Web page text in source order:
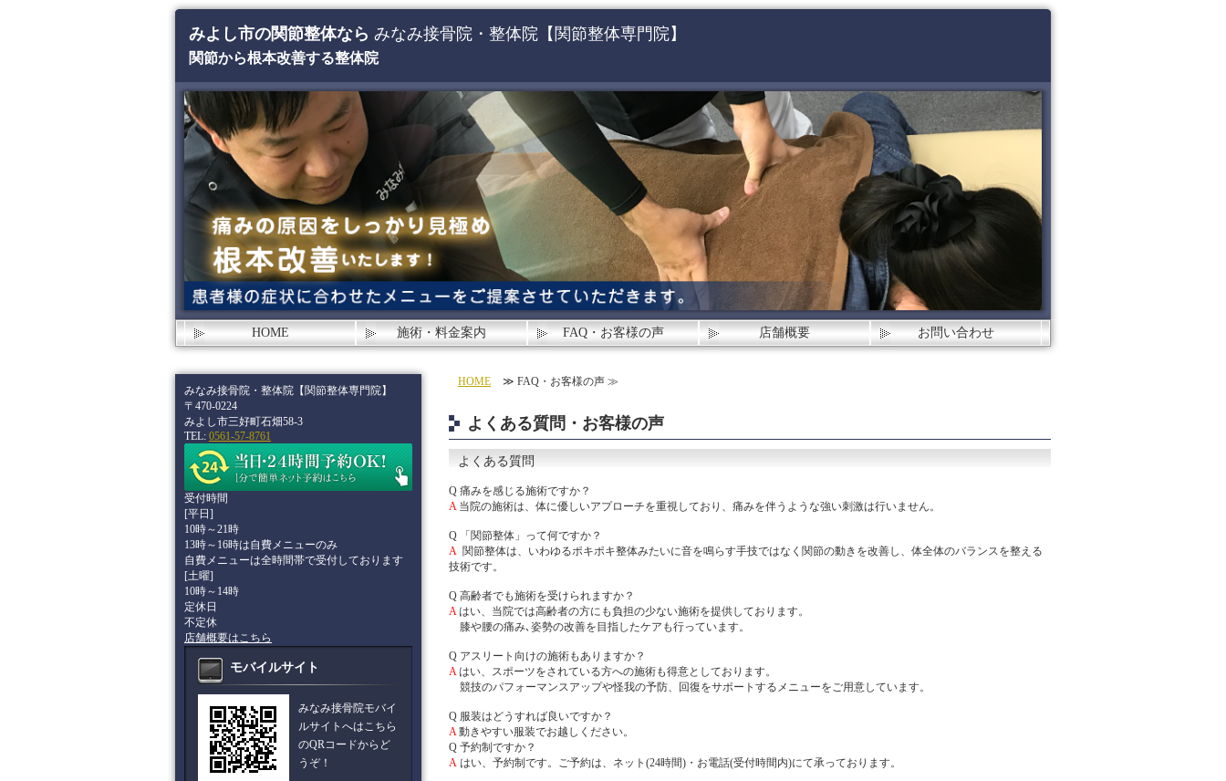
みよし市の関節整体なら みなみ接骨院・整体院【関節整体専門院】
関節から根本改善する整体院
HOME 施術・料金案内 FAQ・お客様の声 店舗概要 お問い合わせ
HOME ≫ FAQ・お客様の声 ≫
よくある質問・お客様の声
よくある質問
Q 痛みを感じる施術ですか？
A 当院の施術は、体に優しいアプローチを重視しており、痛みを伴うような強い刺激は行いません。
Q 「関節整体」って何ですか？
A 関節整体は、いわゆるポキポキ整体みたいに音を鳴らす手技ではなく関節の動きを改善し、体全体のバランスを整える
技術です。
Q 高齢者でも施術を受けられますか？
A はい、当院では高齢者の方にも負担の少ない施術を提供しております。
膝や腰の痛み､姿勢の改善を目指したケアも行っています。
Q アスリート向けの施術もありますか？
A はい、スポーツをされている方への施術も得意としております。
競技のパフォーマンスアップや怪我の予防、回復をサポートするメニューをご用意しています。
Q 服装はどうすれば良いですか？
A 動きやすい服装でお越しください。
Q 予約制ですか？
A はい、予約制です。ご予約は、ネット(24時間)・お電話(受付時間内)にて承っております。
みなみ接骨院・整体院【関節整体専門院】
〒470-0224
みよし市三好町石畑58-3
TEL: 0561-57-8761
受付時間
[平日]
10時～21時
13時～16時は自費メニューのみ
自費メニューは全時間帯で受付しております
[土曜]
10時～14時
定休日
不定休
店舗概要はこちら
モバイルサイト
みなみ接骨院モバイ
ルサイトへはこちら
のQRコードからど
うぞ！